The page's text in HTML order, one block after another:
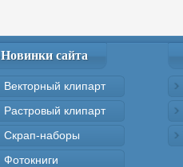
Новинки сайта
Векторный клипарт
Растровый клипарт
Скрап-наборы
Фотокниги